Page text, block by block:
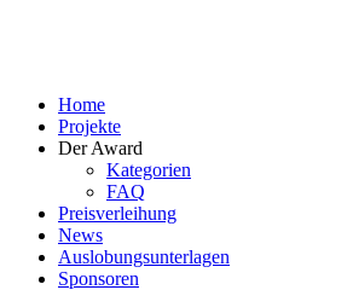
Home
Projekte
Der Award
Kategorien
FAQ
Preisverleihung
News
Auslobungsunterlagen
Sponsoren